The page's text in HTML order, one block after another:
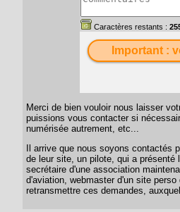
Caractères restants :
Important :
Merci de bien vouloir nous laisser
puissions vous contacter si
numérisée autrement, etc...
Il arrive que nous soyons contactés
de leur site, un pilote, qui a présenté
secrétaire d'une association
d'aviation, webmaster d'un site
retransmettre ces demandes,